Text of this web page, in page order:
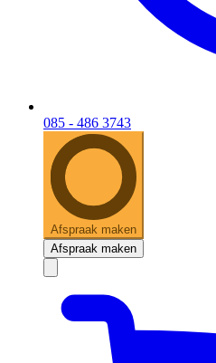
085 - 486 3743
Afspraak maken
Afspraak maken